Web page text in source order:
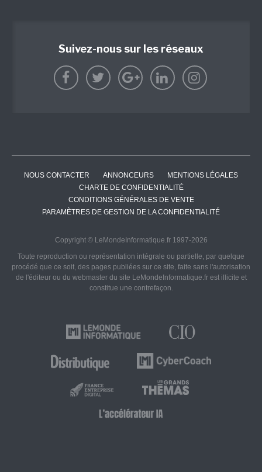
Suivez-nous sur les réseaux
NOUS CONTACTER ANNONCEURS
MENTIONS LÉGALES
CHARTE DE CONFIDENTIALITÉ
CONDITIONS GÉNÉRALES DE VENTE
PARAMÈTRES DE GESTION DE LA CONFIDENTIALITÉ
Copyright © LeMondeInformatique.fr 1997-2026
Toute reproduction ou représentation intégrale ou partielle, par quelque
procédé que ce soit, des pages publiées sur ce site, faite sans l'autorisation
de l'éditeur ou du webmaster du site LeMondeInformatique.fr est illicite et
constitue une contrefaçon.